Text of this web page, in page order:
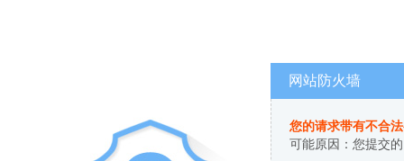
网站防火墙
您的请求带有不合
可能原因：您提交